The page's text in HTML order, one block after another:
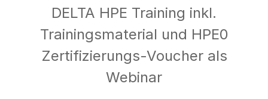
DELTA HPE Training inkl.
Trainingsmaterial und HPE0
Zertifizierungs-Voucher als
Webinar